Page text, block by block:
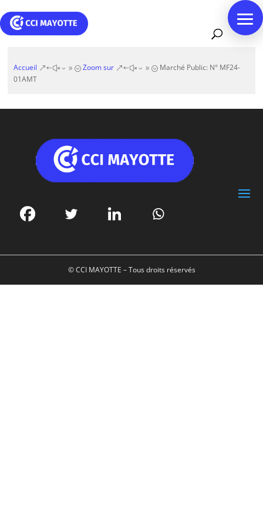
Accueil &#x39; Zoom sur &#x39; Marché Public: N° MF24-
01AMT
© CCI MAYOTTE – Tous droits réservés